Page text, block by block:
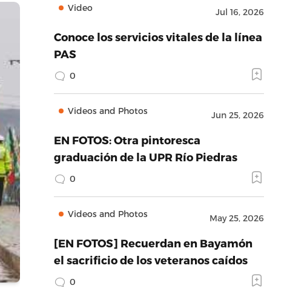
Video Jul 16, 2026
Conoce los servicios vitales de la línea
PAS
0
Videos and Photos Jun 25, 2026
EN FOTOS: Otra pintoresca
graduación de la UPR Río Piedras
0
Videos and Photos May 25, 2026
[EN FOTOS] Recuerdan en Bayamón
el sacrificio de los veteranos caídos
0